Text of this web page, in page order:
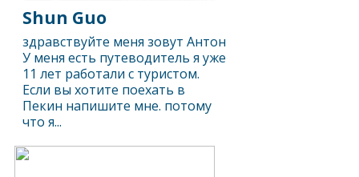
Shun Guo
здравствуйте меня зовут Антон
У меня есть путеводитель я уже
11 лет работали с туристом.
Если вы хотите поехать в
Пекин напишите мне. потому
что я...